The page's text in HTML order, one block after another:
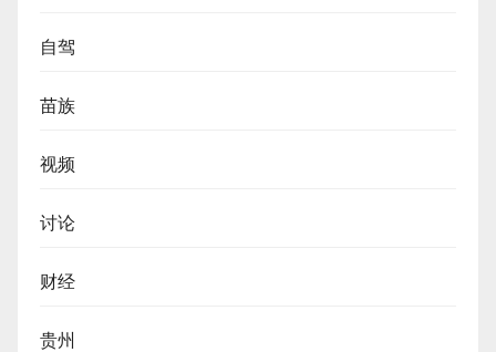
自驾
苗族
视频
讨论
财经
贵州